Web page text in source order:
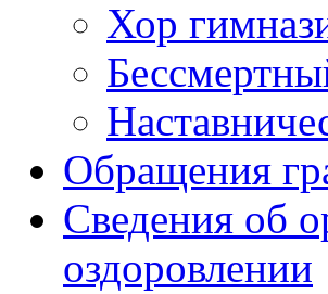
Хор
Обращения
Сведения об
оздоровлении